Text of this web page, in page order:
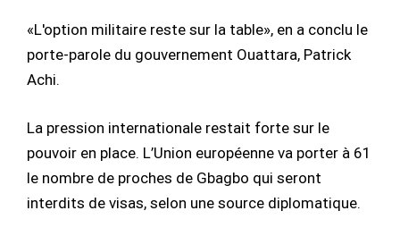
«L'option militaire reste sur la table», en a conclu le
porte-parole du gouvernement Ouattara, Patrick
Achi.
La pression internationale restait forte sur le
pouvoir en place. L’Union européenne va porter à 61
le nombre de proches de Gbagbo qui seront
interdits de visas, selon une source diplomatique.